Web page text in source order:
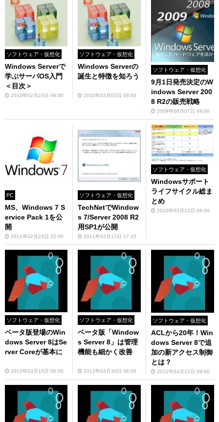
ソフトウェア・仮想化
Windows Serverで
学ぶサーバOS入門
＜目次＞
2010年02月23日 09:00
ソフトウェア・仮想化
Windows Serverの
誕生と特徴を知ろう
2010年02月02日 08:00
ソフトウェア・仮想化
9月1日発売決定のW
indows Server 200
8 R2の販売戦略
2009年08月07日 09:00
PC
MS、Windows 7 S
ervice Pack 1を公
開
2011年02月23日 22:00
ソフトウェア・仮想化
TechNetでWindow
s 7/Server 2008 R2
用SP1が公開
2011年02月17日 17:15
ソフトウェア・仮想化
Windowsサポート
ライフサイクル総ま
とめ
2010年03月12日 06:00
ソフトウェア・仮想化
ベータ版登場のWin
dows Server 8はSe
rver Coreが基本に
2012年03月15日 06:00
ソフトウェア・仮想化
ベータ版「Window
s Server 8」は管理
機能も細かく改善
2012年03月30日 06:00
ソフトウェア・仮想化
ACLから20年！Win
dows Server 8で追
加の新アクセス制御
とは？
2012年04月12日 09:00